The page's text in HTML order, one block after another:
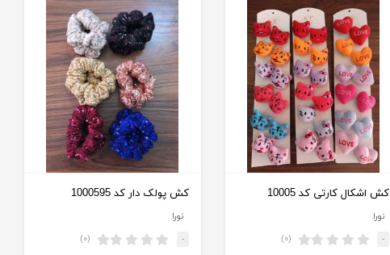
کش اشکال کارتی کد 10005
نورا
- (۰)
کش پولک دار کد 1000595
نورا
- (۰)